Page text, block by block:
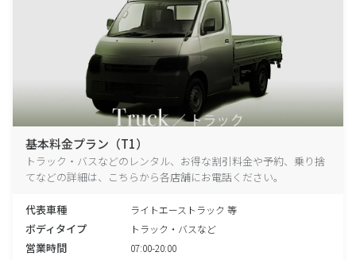
基本料金プラン（T1）
トラック・バスなどのレンタル、お得な割引料金や予約、乗り捨
てなどの詳細は、こちらから各店舗にお電話ください。
代表車種 ライトエーストラック 等
ボディタイプ トラック・バスなど
営業時間 07:00-20:00